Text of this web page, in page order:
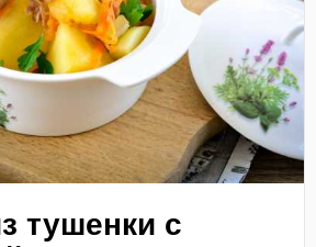
тушенки с